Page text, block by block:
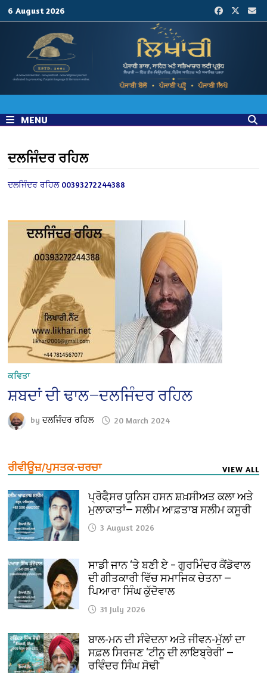
6 August 2026
MENU
ਦਲਜਿੰਦਰ ਰਹਿਲ
ਦਲਜਿੰਦਰ ਰਹਿਲ 00393272244388
ਕਵਿਤਾ
ਸ਼ਬਦਾਂ ਦੀ ਢਾਲ—ਦਲਜਿੰਦਰ ਰਹਿਲ
byਦਲਜਿੰਦਰ ਰਹਿਲ 20 March 2024
ਰੀਵੀਊਜ਼/ਪੁਸਤਕ-ਚਰਚਾ VIEW ALL
ਪ੍ਰੋਫੈ਼ਸਰ ਯੂਨਿਸ ਹਸਨ ਸ਼ਖ਼ਸੀਅਤ ਕਲਾ ਅਤੇ
ਮੁਲਾਕਾਤਾਂ— ਸਲੀਮ ਆਫ਼ਤਾਬ ਸਲੀਮ ਕਸੂਰੀ
3 August 2026
ਸਾਡੀ ਜਾਨ ‘ਤੇ ਬਣੀ ਏ – ਗੁਰਮਿੰਦਰ ਕੈਂਡੋਵਾਲ
ਦੀ ਗੀਤਕਾਰੀ ਵਿੱਚ ਸਮਾਜਿਕ ਚੇਤਨਾ —
ਪਿਆਰਾ ਸਿੰਘ ਕੁੱਦੋਵਾਲ
31 July 2026
ਬਾਲ-ਮਨ ਦੀ ਸੰਵੇਦਨਾ ਅਤੇ ਜੀਵਨ-ਮੁੱਲਾਂ ਦਾ
ਸਫ਼ਲ ਸਿਰਜਣ ‘ਟੀਨੂ ਦੀ ਲਾਇਬ੍ਰੇਰੀ’ —
ਰਵਿੰਦਰ ਸਿੰਘ ਸੋਢੀ